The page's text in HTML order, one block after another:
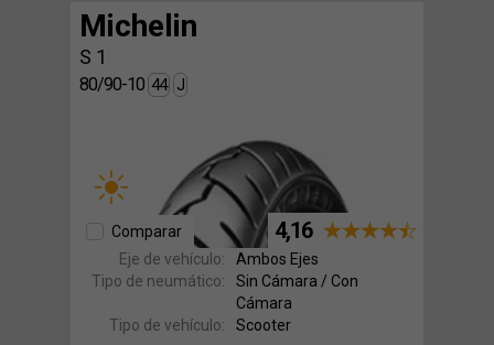
Michelin
S 1
80/90-10 44 J
Comparar
Eje de vehículo:
Ambos Ejes
Tipo de neumático:
Sin Cámara / Con
Cámara
Tipo de vehículo:
Scooter
4,16